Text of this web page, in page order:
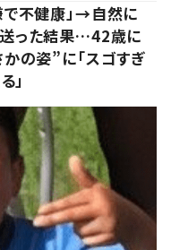
不健康」→自然に
った結果…42歳に
の姿”に「スゴすぎ
」